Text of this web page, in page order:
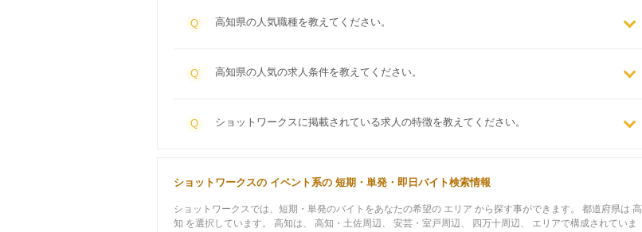
Q 高知県の人気職種を教えてください。
Q 高知県の人気の求人条件を教えてください。
Q ショットワークスに掲載されている求人の特徴を教えてください。
ショットワークスの イベント系の 短期・単発・即日バイト検索情報
ショットワークスでは、短期・単発のバイトをあなたの希望の エリア から探す事ができます。 都道府県は 高
知 を選択しています。 高知は、 高知・土佐周辺、 安芸・室戸周辺、 四万十周辺、 エリアで構成されていま